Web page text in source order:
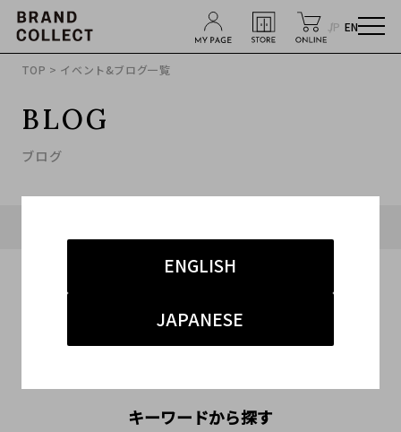
JP EN
ENGLISH
JAPANESE
TOP > イベント&ブログ一覧
BLOG
ブログ
キーワードから探す